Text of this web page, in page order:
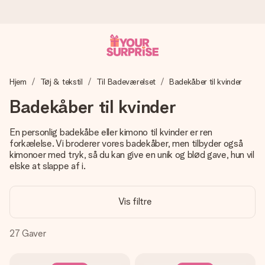
Vi laver din gave med omhu og sender den lynhurtigt – så
betyder allermest.
4,7 (baseret på +15.000 anmeldelser)
Reviews.
Gratis kort med hilsen
Hjem Tøj & tekstil Til Badeværelset Badekåber til kvinder
Badekåber til kvinder
En personlig badekåbe eller kimono til kvinder er ren
forkælelse. Vi broderer vores badekåber, men tilbyder også
kimonoer med tryk, så du kan give en unik og blød gave, hun vil
elske at slappe af i.
Vis filtre
27 Gaver